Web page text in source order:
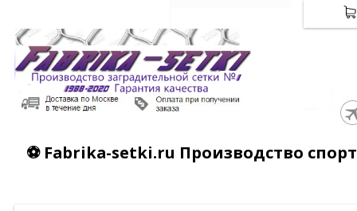
⚽ Fabrika-setki.ru Производство